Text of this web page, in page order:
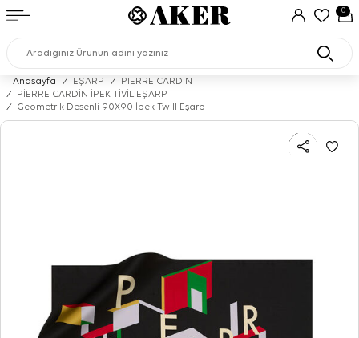
0
Anasayfa / EŞARP /
PIERRE CARDIN
/
PİERRE CARDİN İPEK TİVİL EŞARP
/
Geometrik Desenli 90X90 İpek Twill Eşarp